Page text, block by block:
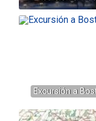
Excursión a